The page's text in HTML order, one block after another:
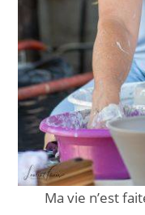
Ma vie n’est